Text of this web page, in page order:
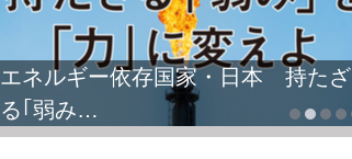
エネルギー依存国家・日本 持たざ
る｢弱み…